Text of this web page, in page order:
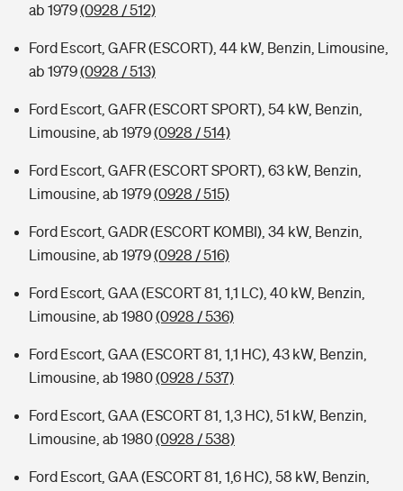
ab 1979(0928 / 512)
Ford Escort, GAFR (ESCORT), 44 kW, Benzin, Limousine,
ab 1979(0928 / 513)
Ford Escort, GAFR (ESCORT SPORT), 54 kW, Benzin,
Limousine, ab 1979(0928 / 514)
Ford Escort, GAFR (ESCORT SPORT), 63 kW, Benzin,
Limousine, ab 1979(0928 / 515)
Ford Escort, GADR (ESCORT KOMBI), 34 kW, Benzin,
Limousine, ab 1979(0928 / 516)
Ford Escort, GAA (ESCORT 81, 1,1 LC), 40 kW, Benzin,
Limousine, ab 1980(0928 / 536)
Ford Escort, GAA (ESCORT 81, 1,1 HC), 43 kW, Benzin,
Limousine, ab 1980(0928 / 537)
Ford Escort, GAA (ESCORT 81, 1,3 HC), 51 kW, Benzin,
Limousine, ab 1980(0928 / 538)
Ford Escort, GAA (ESCORT 81, 1,6 HC), 58 kW, Benzin,